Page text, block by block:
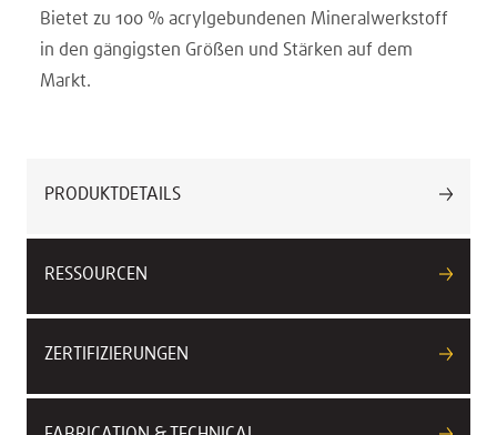
Bietet zu 100 % acrylgebundenen Mineralwerkstoff
in den gängigsten Größen und Stärken auf dem
Markt.
PRODUKTDETAILS
RESSOURCEN
ZERTIFIZIERUNGEN